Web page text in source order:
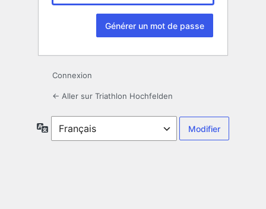
Connexion
← Aller sur Triathlon Hochfelden
Langue